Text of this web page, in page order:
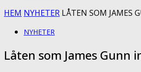
HEM NYHETER LÅTEN SOM JAMES
NYHETER
Låten som James Gunn